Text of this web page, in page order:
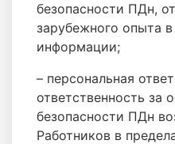
безопасности ПДн,
зарубежного опыта
информации;
– персональная
ответственность за
безопасности ПДн
Работников в